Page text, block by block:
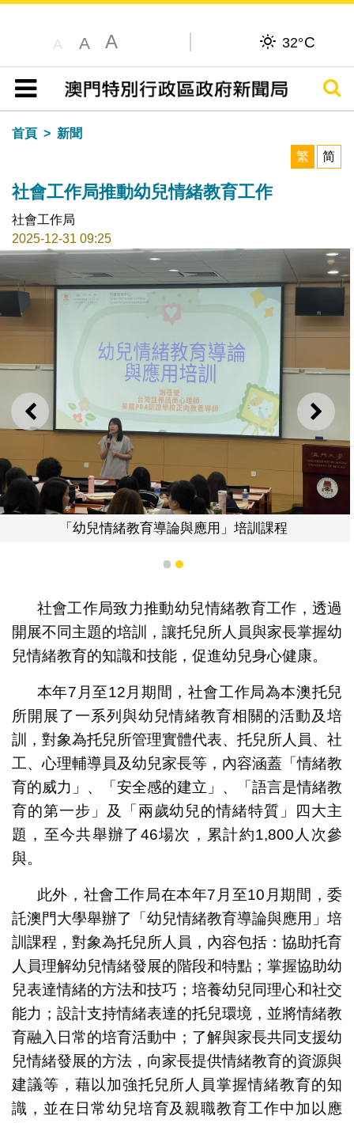
A A A 32°C
目錄
搜尋
首頁
新聞
繁
简
社會工作局推動幼兒情緒教育工作
社會工作局
2025-12-31 09:25
上一則 下一
「幼兒情緒教育導論與應用」培訓課程
1 2
社會工作局致力推動幼兒情緒教育工作，透過
開展不同主題的培訓，讓托兒所人員與家長掌握幼
兒情緒教育的知識和技能，促進幼兒身心健康。
本年7月至12月期間，社會工作局為本澳托兒
所開展了一系列與幼兒情緒教育相關的活動及培
訓，對象為托兒所管理實體代表、托兒所人員、社
工、心理輔導員及幼兒家長等，內容涵蓋「情緒教
育的威力」、「安全感的建立」、「語言是情緒教
育的第一步」及「兩歲幼兒的情緒特質」四大主
題，至今共舉辦了46場次，累計約1,800人次參
與。
此外，社會工作局在本年7月至10月期間，委
託澳門大學舉辦了「幼兒情緒教育導論與應用」培
訓課程，對象為托兒所人員，內容包括：協助托育
人員理解幼兒情緒發展的階段和特點；掌握協助幼
兒表達情緒的方法和技巧；培養幼兒同理心和社交
能力；設計支持情緒表達的托兒環境，並將情緒教
育融入日常的培育活動中；了解與家長共同支援幼
兒情緒發展的方法，向家長提供情緒教育的資源與
建議等，藉以加強托兒所人員掌握情緒教育的知
識，並在日常幼兒培育及親職教育工作中加以應